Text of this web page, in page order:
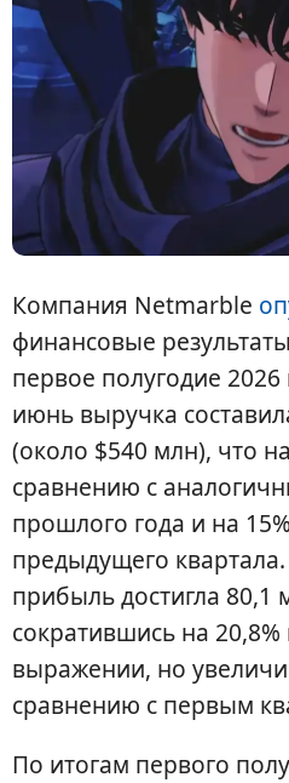
Компания Netmarble
финансовые
первое полугодие
июнь выручка
(около $540 млн), что
сравнению с
прошлого года и на
предыдущего
прибыль достигла 80,1
сократившись на
выражении, но
сравнению с первым
По итогам первого